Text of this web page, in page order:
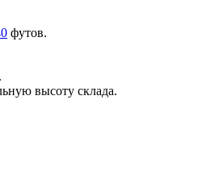
футов.
высоту склада.